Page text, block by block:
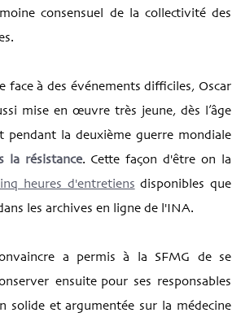
consensuel de la collectivité des
face à des événements difficiles, Oscar
mise en œuvre très jeune, dès l’âge
la deuxième guerre mondiale
la résistance. Cette façon d'être on la
heures d'entretiensdisponibles que
les archives en ligne de l'INA.
a permis à la SFMG de se
ensuite pour ses responsables
solide et argumentée sur la médecine